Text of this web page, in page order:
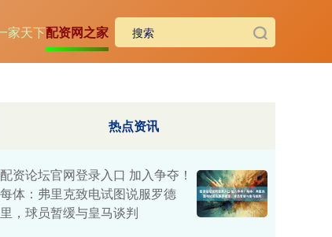
家天下配资网之家
热点资讯
配资论坛官网登录入口 加入争夺！
每体：弗里克致电试图说服罗德
里，球员暂缓与皇马谈判